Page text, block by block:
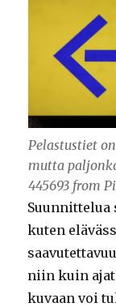
Pelastustiet
mutta
445693 from
Suunnittelua
kuten
niin kuin
kuvaan voi